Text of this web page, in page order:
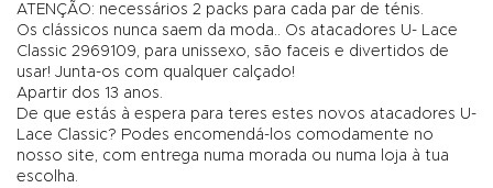
ATENÇÃO: necessários 2 packs para cada par de ténis.
Os clássicos nunca saem da moda.. Os atacadores U- Lace
Classic 2969109, para unissexo, são faceis e divertidos de
usar! Junta-os com qualquer calçado!
Apartir dos 13 anos.
De que estás à espera para teres estes novos atacadores U-
Lace Classic? Podes encomendá-los comodamente no
nosso site, com entrega numa morada ou numa loja à tua
escolha.